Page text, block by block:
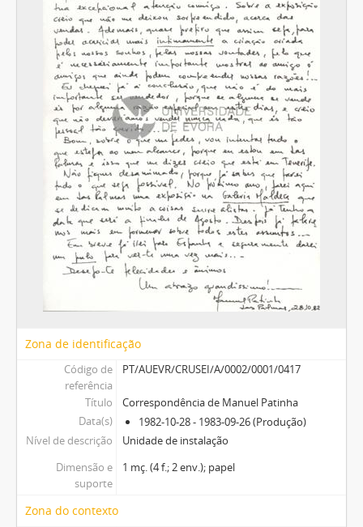
Zona de identificação
Código de
referência
PT/AUEVR/CRUSEI/A/0002/0001/0417
Título
Correspondência de Manuel Patinha
Data(s)
1982-10-28 - 1983-09-26 (Produção)
Nível de descrição
Unidade de instalação
Dimensão e
suporte
1 mç. (4 f.; 2 env.); papel
Zona do contexto